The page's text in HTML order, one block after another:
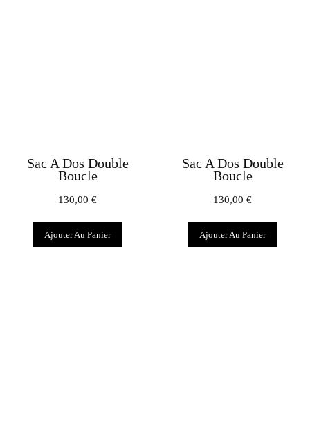
Sac A Dos Double
Boucle
130,00 €
Ajouter Au Panier
Sac A Dos Double
Boucle
130,00 €
Ajouter Au Panier